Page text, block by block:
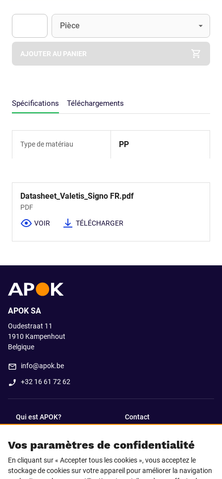
Apok.Product.Detail.AddToCart.Quantity (Optionnel)
Unité
Pièce
AJOUTER AU PANIER
Spécifications Téléchargements
Type de matériau PP
Datasheet_Valetis_Signo FR.pdf
PDF
VOIR TÉLÉCHARGER
Vos paramètres de confidentialité
En cliquant sur « Accepter tous les cookies », vous acceptez le
stockage de cookies sur votre appareil pour améliorer la navigation
APOK SA
Oudestraat 11
1910 Kampenhout
Belgique
info@apok.be
+32 16 61 72 62
Qui est APOK? Contact
SUIVEZ-NOUS SUR
Facebook LinkedIn